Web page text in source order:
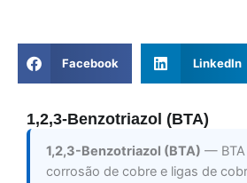
Facebook LinkedIn
1,2,3-Benzotriazol (BTA)
1,2,3-Benzotriazol (BTA) — BTA
corrosão de cobre e ligas de